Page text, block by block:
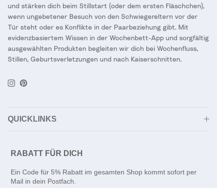
und stärken dich beim Stillstart (oder dem ersten Fläschchen),
wenn ungebetener Besuch von den Schwiegereltern vor der
Tür steht oder es Konflikte in der Paarbeziehung gibt. Mit
evidenzbasiertem Wissen in der Wochenbett-App und sorgfältig
ausgewählten Produkten begleiten wir dich bei Wochenfluss,
Stillen, Geburtsverletzungen und nach Kaiserschnitten.
Instagram
Pinterest
QUICKLINKS
RABATT FÜR DICH
Ein Code für 5% Rabatt im gesamten Shop kommt sofort per
Mail in dein Postfach.